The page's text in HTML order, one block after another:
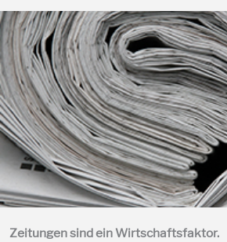
Zeitungen sind ein Wirtschaftsfaktor.